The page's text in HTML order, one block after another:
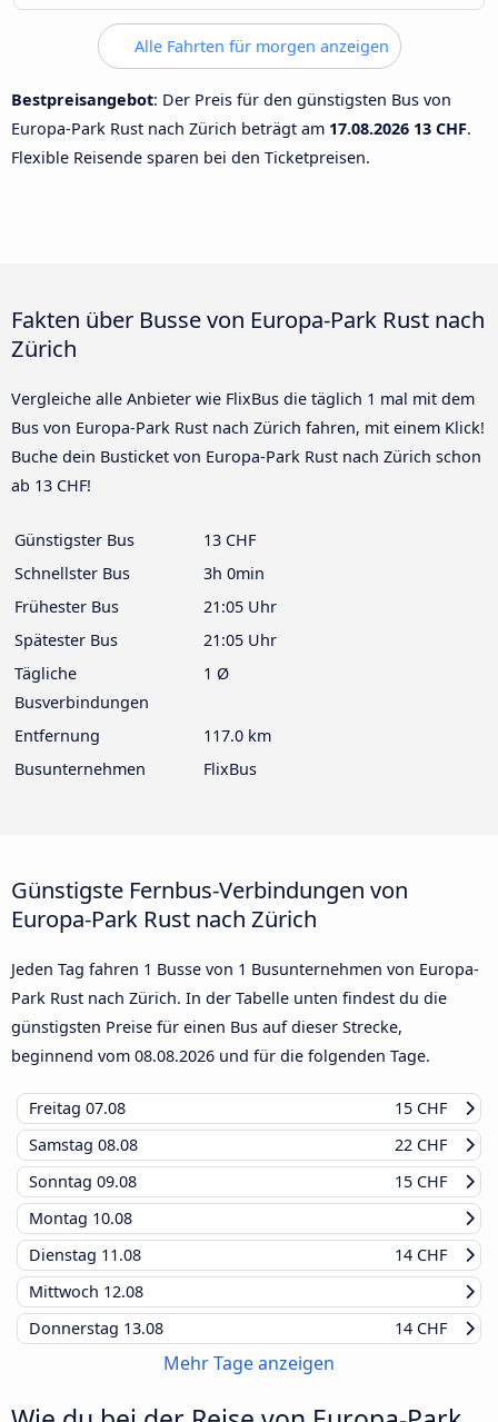
Alle Fahrten für morgen anzeigen
Bestpreisangebot: Der Preis für den günstigsten Bus von
Europa-Park Rust nach Zürich beträgt am 17.08.2026 13 CHF.
Flexible Reisende sparen bei den Ticketpreisen.
Fakten über Busse von Europa-Park Rust nach
Zürich
Vergleiche alle Anbieter wie FlixBus die täglich 1 mal mit dem
Bus von Europa-Park Rust nach Zürich fahren, mit einem Klick!
Buche dein Busticket von Europa-Park Rust nach Zürich schon
ab 13 CHF!
Günstigster Bus
13 CHF
Schnellster Bus
3h 0min
Frühester Bus
21:05 Uhr
Spätester Bus
21:05 Uhr
Tägliche
Busverbindungen
1 Ø
Entfernung
117.0 km
Busunternehmen
FlixBus
Günstigste Fernbus-Verbindungen von
Europa-Park Rust nach Zürich
Jeden Tag fahren 1 Busse von 1 Busunternehmen von Europa-
Park Rust nach Zürich. In der Tabelle unten findest du die
günstigsten Preise für einen Bus auf dieser Strecke,
beginnend vom 08.08.2026 und für die folgenden Tage.
Freitag 07.08
15 CHF
Samstag 08.08
22 CHF
Sonntag 09.08
15 CHF
Montag 10.08
Dienstag 11.08
14 CHF
Mittwoch 12.08
Donnerstag 13.08 14 CHF
Mehr Tage anzeigen